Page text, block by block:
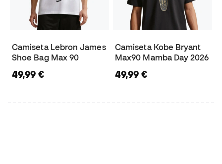
Camiseta Lebron James
Shoe Bag Max 90
49,99 €
Camiseta Kobe Bryant
Max90 Mamba Day 2026
49,99 €